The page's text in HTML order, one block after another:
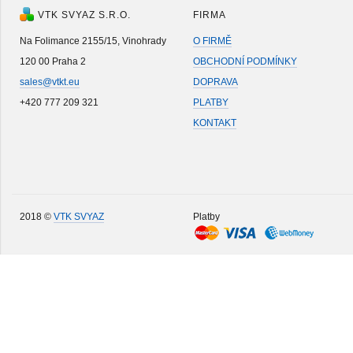
VTK SVYAZ S.R.O.
Na Folimance 2155/15, Vinohrady
120 00 Praha 2
sales@vtkt.eu
+420 777 209 321
FIRMA
O FIRMĚ
OBCHODNÍ PODMÍNKY
DOPRAVA
PLATBY
KONTAKT
2018 © VTK SVYAZ Platby